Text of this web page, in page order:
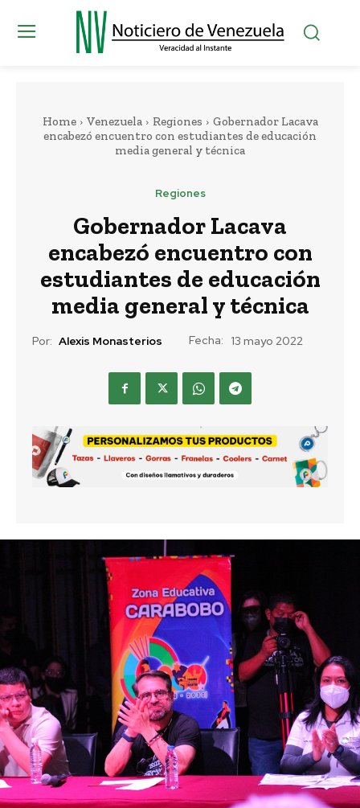
Home Venezuela Regiones
Gobernador Lacava
encabezó encuentro con estudiantes de educación
media general y técnica
Regiones
Gobernador Lacava
encabezó encuentro con
estudiantes de educación
media general y técnica
Por: Alexis Monasterios Fecha: 13 mayo 2022